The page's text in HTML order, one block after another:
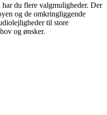
du flere valgmuligheder. Der
og de omkringliggende
til store
og ønsker.